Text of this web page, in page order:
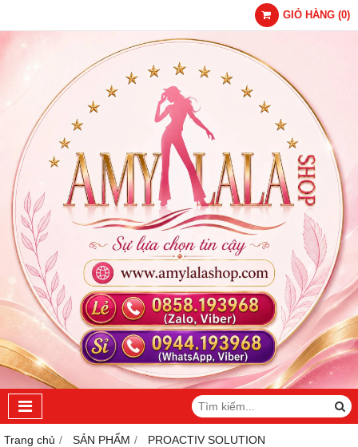
GIỎ HÀNG (0)
Trang chủ SẢN PHẨM
PROACTIV SOLUTION